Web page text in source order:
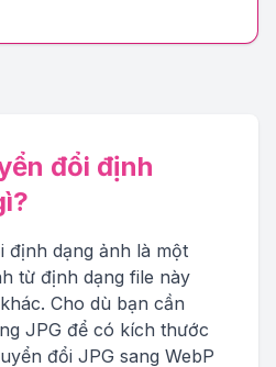
đổi định
định dạng ảnh là một
từ định dạng file này
Cho dù bạn cần
JPG để có kích thước
đổi JPG sang WebP